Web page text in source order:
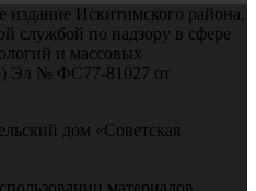
Искитимского района.
службой по надзору в сфере
и массовых
Эл № ФС77-81027 от
дом «Советская